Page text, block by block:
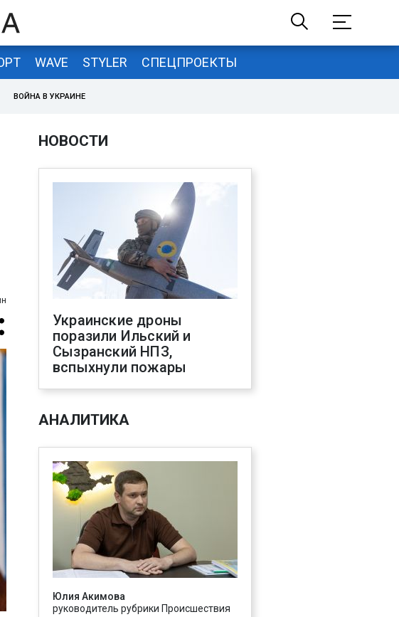
WAVE STYLER СПЕЦПРОЕКТЫ
ВОЙНА В УКРАИНЕ
НОВОСТИ
Украинские дроны
поразили Ильский и
Сызранский НПЗ,
вспыхнули пожары
АНАЛИТИКА
Юлия Акимова
руководитель рубрики Происшествия